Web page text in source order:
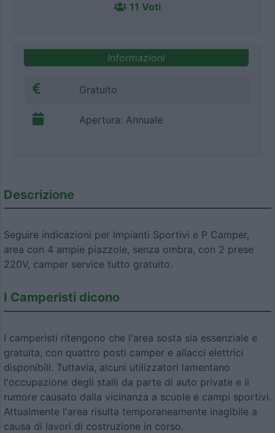
11 Voti
Informazioni
Gratuito
Apertura: Annuale
Descrizione
Seguire indicazioni per Impianti Sportivi e P Camper,
area con 4 ampie piazzole, senza ombra, con 2 prese
220V, camper service tutto gratuito.
I Camperisti dicono
I camperisti ritengono che l'area sosta sia essenziale e
gratuita, con quattro posti camper e allacci elettrici
disponibili. Tuttavia, alcuni utilizzatori lamentano
l'occupazione degli stalli da parte di auto private e il
rumore causato dalla vicinanza a scuole e campi sportivi.
Attualmente l'area risulta temporaneamente inagibile a
causa di lavori di costruzione in corso.